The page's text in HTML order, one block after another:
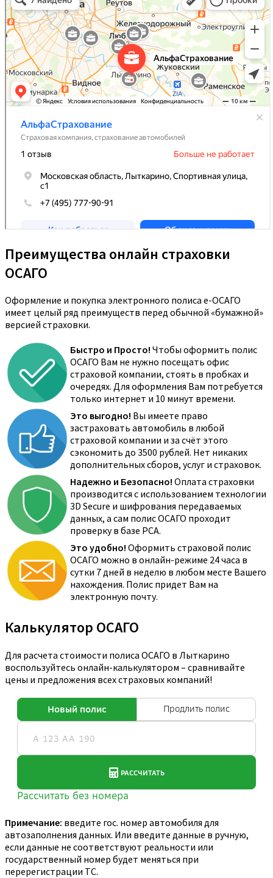
Преимущества онлайн страховки
ОСАГО
Оформление и покупка электронного полиса е-ОСАГО
имеет целый ряд преимуществ перед обычной «бумажной»
версией страховки.
Быстро и Просто! Чтобы оформить полис
ОСАГО Вам не нужно посещать офис
страховой компании, стоять в пробках и
очередях. Для оформления Вам потребуется
только интернет и 10 минут времени.
Это выгодно! Вы имеете право
застраховать автомобиль в любой
страховой компании и за счёт этого
сэкономить до 3500 рублей. Нет никаких
дополнительных сборов, услуг и страховок.
Надежно и Безопасно! Оплата страховки
производится с использованием технологии
3D Secure и шифрования передаваемых
данных, а сам полис ОСАГО проходит
проверку в базе РСА.
Это удобно! Оформить страховой полис
ОСАГО можно в онлайн-режиме 24 часа в
сутки 7 дней в неделю в любом месте Вашего
нахождения. Полис придет Вам на
электронную почту.
Калькулятор ОСАГО
Для расчета стоимости полиса ОСАГО в Лыткарино
воспользуйтесь онлайн-калькулятором – сравнивайте
цены и предложения всех страховых компаний!
Примечание: введите гос. номер автомобиля для
автозаполнения данных. Или введите данные в ручную,
если данные не соответствуют реальности или
государственный номер будет меняться при
перерегистрации ТС.